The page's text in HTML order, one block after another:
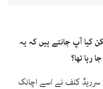
کیا آپ جانتے ہیں کہ یہ
رہا تھا؟
سرریڈ کلف نے اسے اچانک